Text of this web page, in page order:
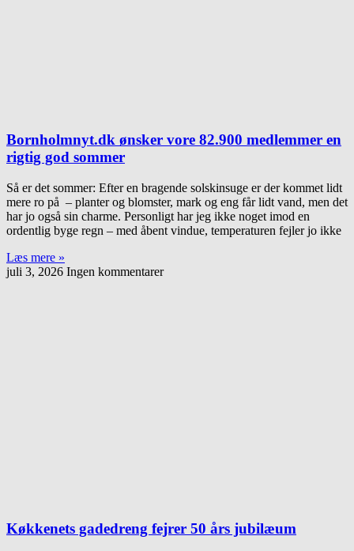
Bornholmnyt.dk ønsker vore 82.900 medlemmer en
rigtig god sommer
Så er det sommer: Efter en bragende solskinsuge er der kommet lidt
mere ro på – planter og blomster, mark og eng får lidt vand, men det
har jo også sin charme. Personligt har jeg ikke noget imod en
ordentlig byge regn – med åbent vindue, temperaturen fejler jo ikke
Læs mere »
juli 3, 2026 Ingen kommentarer
Køkkenets gadedreng fejrer 50 års jubilæum